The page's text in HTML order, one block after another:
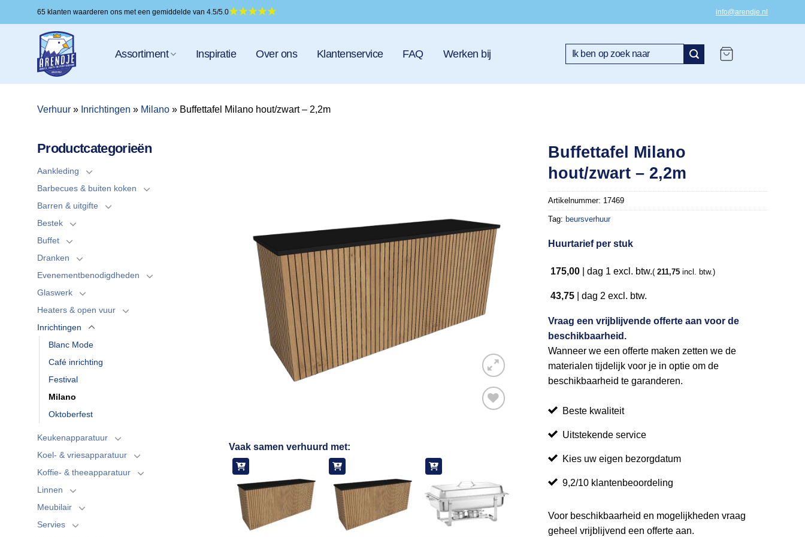
naar
65 klanten waarderen ons met een gemiddelde van 4.5/5.0 info@arendje.nl
Assortiment Inspiratie Over ons Klantenservice FAQ Werken bij
Zoeken
Verhuur » Inrichtingen » Milano » Buffettafel Milano hout/zwart – 2,2m
Productcategorieën
Aankleding
Barbecues & buiten koken
Barren & uitgifte
Bestek
Buffet
Dranken
Evenementbenodigdheden
Glaswerk
Heaters & open vuur
Inrichtingen
Blanc Mode
Café inrichting
Festival
Milano
Oktoberfest
Keukenapparatuur
Koel- & vriesapparatuur
Koffie- & theeapparatuur
Linnen
Meubilair
Servies
Vaak samen verhuurd met:
Buffettafel Milano
hout/zwart – 2,2m
Artikelnummer: 17469
Tag: beursverhuur
Huurtarief per stuk
175,00 |dag 1 excl. btw.( 211,75 incl. btw.)
43,75 |dag 2 excl. btw.
Vraag een vrijblijvende offerte aan voor de
beschikbaarheid.
Wanneer we een offerte maken zetten we de
materialen tijdelijk voor je in optie om de
beschikbaarheid te garanderen.
Beste kwaliteit
Uitstekende service
Kies uw eigen bezorgdatum
9,2/10 klantenbeoordeling
Voor beschikbaarheid en mogelijkheden vraag
geheel vrijblijvend een offerte aan.